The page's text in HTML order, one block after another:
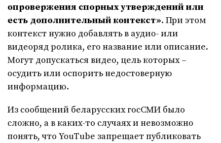
опровержения спорных утверждений или
есть дополнительный контекст». При этом
контекст нужно добавлять в аудио- или
видеоряд ролика, его название или описание.
Могут допускаться видео, цель которых –
осудить или оспорить недостоверную
информацию.
Из сообщений беларусских госСМИ было
сложно, а в каких-то случаях и невозможно
понять, что YouTube запрещает публиковать